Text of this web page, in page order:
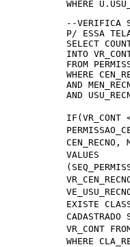
WHERE
--VERIFICA
P/ ESSA TELA
SELECT
INTO
FROM
WHERE
AND
AND
IF(VR_CONT
CEN_RECNO,
VALUES
EXISTE
VR_CONT
WHERE